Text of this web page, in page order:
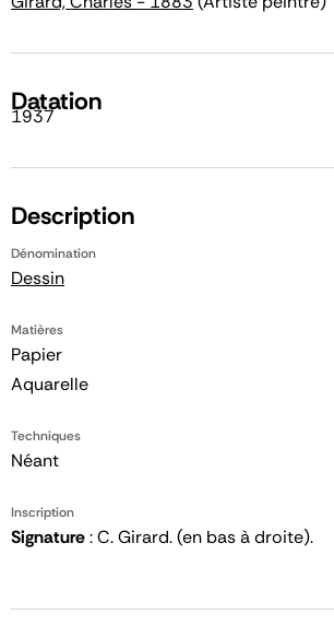
Datation
1937
Description
Dénomination
Dessin
Matières
Papier
Aquarelle
Techniques
Néant
Inscription
Signature: C. Girard. (en bas à droite).